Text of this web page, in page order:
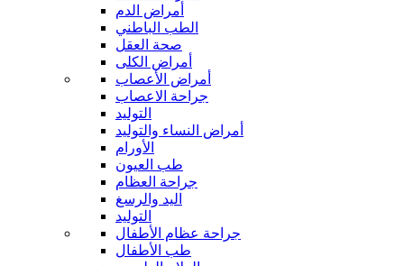
أمراض الدم
الطب الباطني
صحة العقل
أمراض الكلى
أمراض الأعصاب
جراحة الاعصاب
التوليد
أمراض النساء والتوليد
الأورام
طب العيون
جراحة العظام
اليد والرسغ
التوليد
جراحة عظام الأطفال
طب الأطفال